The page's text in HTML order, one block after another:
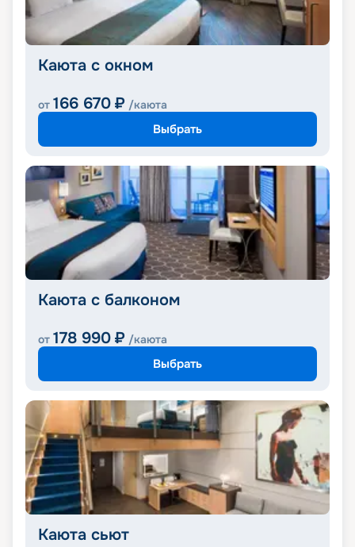
Каюта с окном
от 166 670 ₽ /каюта
Выбрать
Каюта с балконом
от 178 990 ₽ /каюта
Выбрать
Каюта сьют